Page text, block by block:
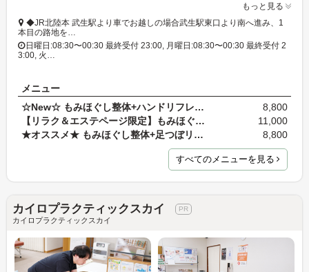
もっと見る
◆JR北陸本 武生駅より車でお越しの場合武生駅東口より南へ進み、1
本目の路地を…
日曜日:08:30〜00:30 最終受付 23:00, 月曜日:08:30〜00:30 最終受付 2
3:00, 火…
メニュー
☆New☆ もみほぐし整体+ハンドリフレ 90分
8,800
【リラク＆エステページ限定】もみほぐし整体 全身 1…
11,000
★オススメ★ もみほぐし整体+足つぼリフレ 90分
8,800
すべてのメニューを見る
カイロプラクティックスカイ
カイロプラクティックスカイ